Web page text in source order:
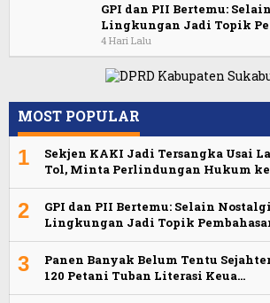
GPI dan PII Bertemu:
Lingkungan Jadi Topik
4 Hari Lalu
MOST POPULAR
1
Sekjen KAKI Jadi Tersangka Usai
Tol, Minta Perlindungan Hukum
2
GPI dan PII Bertemu: Selain
Lingkungan Jadi Topik
3
Panen Banyak Belum Tentu
120 Petani Tuban Literasi Keua…